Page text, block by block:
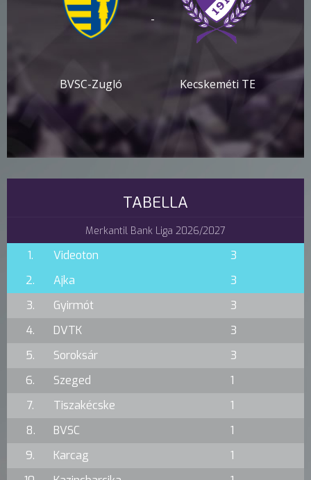
BVSC-Zugló
-
Kecskeméti TE
TABELLA
Merkantil Bank Liga 2026/2027
1. Videoton
3
2.
Ajka
3
3.
Gyirmót
3
4.
DVTK
3
5.
Soroksár
3
6.
Szeged
1
7.
Tiszakécske
1
8.
BVSC
1
9.
Karcag
1